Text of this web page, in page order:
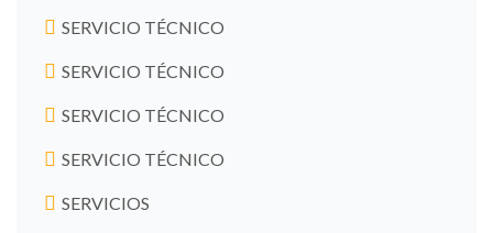
SERVICIO TÉCNICO
SERVICIO TÉCNICO
SERVICIO TÉCNICO
SERVICIO TÉCNICO
SERVICIOS